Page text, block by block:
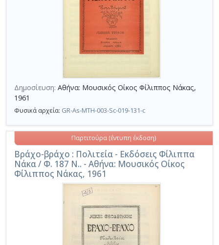
Δημοσίευση: Αθήνα: Μουσικός Οίκος Φίλιππος Νάκας,
1961
Φυσικά αρχεία: GR-As-MTH-003-Sc-019-131-c
Βράχο-βράχο : Πολιτεία - Εκδόσεις Φίλιππα
Νάκα / Φ. 187 Ν.. - Αθήνα: Μουσικός Οίκος
Φίλιππος Νάκας, 1961
Παρτιτούρα (έντυπη έκδοση)